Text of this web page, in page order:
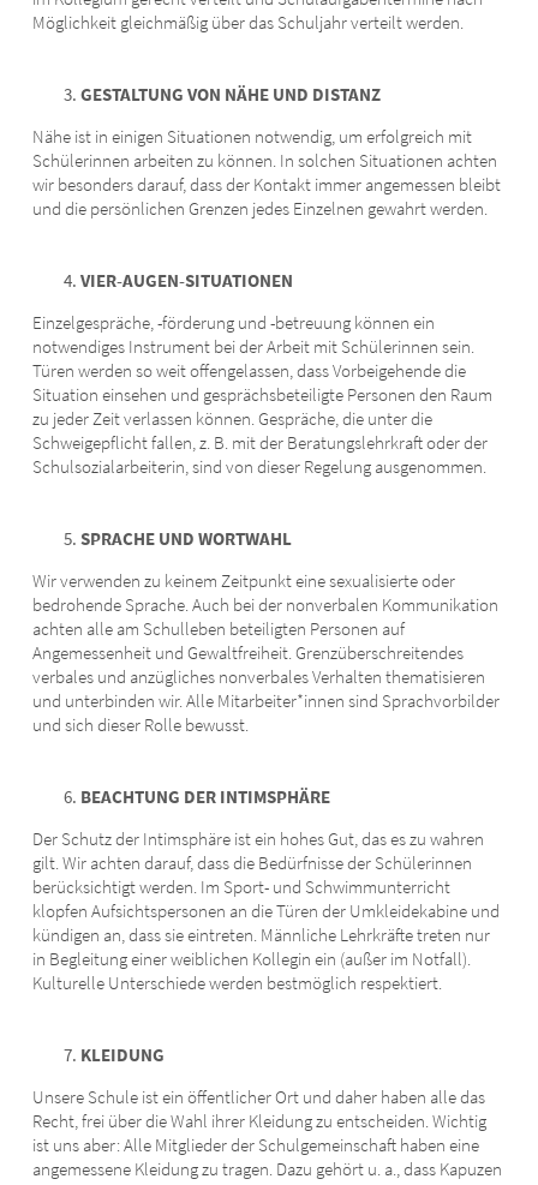
Möglichkeit gleichmäßig über das Schuljahr verteilt werden.
GESTALTUNG VON NÄHE UND DISTANZ
Nähe ist in einigen Situationen notwendig, um erfolgreich mit
Schülerinnen arbeiten zu können. In solchen Situationen achten
wir besonders darauf, dass der Kontakt immer angemessen bleibt
und die persönlichen Grenzen jedes Einzelnen gewahrt werden.
VIER-AUGEN-SITUATIONEN
Einzelgespräche, -förderung und -betreuung können ein
notwendiges Instrument bei der Arbeit mit Schülerinnen sein.
Türen werden so weit offengelassen, dass Vorbeigehende die
Situation einsehen und gesprächsbeteiligte Personen den Raum
zu jeder Zeit verlassen können. Gespräche, die unter die
Schweigepflicht fallen, z. B. mit der Beratungslehrkraft oder der
Schulsozialarbeiterin, sind von dieser Regelung ausgenommen.
SPRACHE UND WORTWAHL
Wir verwenden zu keinem Zeitpunkt eine sexualisierte oder
bedrohende Sprache. Auch bei der nonverbalen Kommunikation
achten alle am Schulleben beteiligten Personen auf
Angemessenheit und Gewaltfreiheit. Grenzüberschreitendes
verbales und anzügliches nonverbales Verhalten thematisieren
und unterbinden wir. Alle Mitarbeiter*innen sind Sprachvorbilder
und sich dieser Rolle bewusst.
BEACHTUNG DER INTIMSPHÄRE
Der Schutz der Intimsphäre ist ein hohes Gut, das es zu wahren
gilt. Wir achten darauf, dass die Bedürfnisse der Schülerinnen
berücksichtigt werden. Im Sport- und Schwimmunterricht
klopfen Aufsichtspersonen an die Türen der Umkleidekabine und
kündigen an, dass sie eintreten. Männliche Lehrkräfte treten nur
in Begleitung einer weiblichen Kollegin ein (außer im Notfall).
Kulturelle Unterschiede werden bestmöglich respektiert.
KLEIDUNG
Unsere Schule ist ein öffentlicher Ort und daher haben alle das
Recht, frei über die Wahl ihrer Kleidung zu entscheiden. Wichtig
ist uns aber: Alle Mitglieder der Schulgemeinschaft haben eine
angemessene Kleidung zu tragen. Dazu gehört u. a., dass Kapuzen